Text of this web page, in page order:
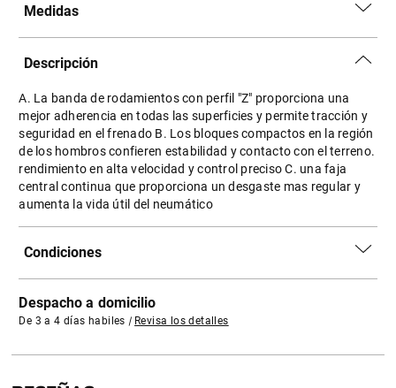
Medidas
Descripción
A. La banda de rodamientos con perfil "Z" proporciona una
mejor adherencia en todas las superficies y permite tracción y
seguridad en el frenado B. Los bloques compactos en la región
de los hombros confieren estabilidad y contacto con el terreno.
rendimiento en alta velocidad y control preciso C. una faja
central continua que proporciona un desgaste mas regular y
aumenta la vida útil del neumático
Condiciones
Despacho a domicilio
De 3 a 4 días habiles | Revisa los detalles